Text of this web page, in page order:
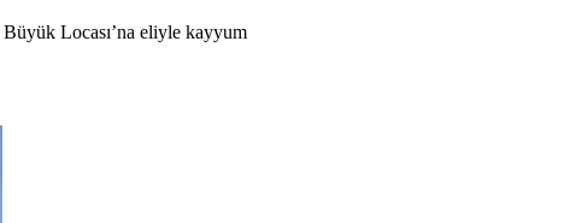
Locası’na eliyle kayyum